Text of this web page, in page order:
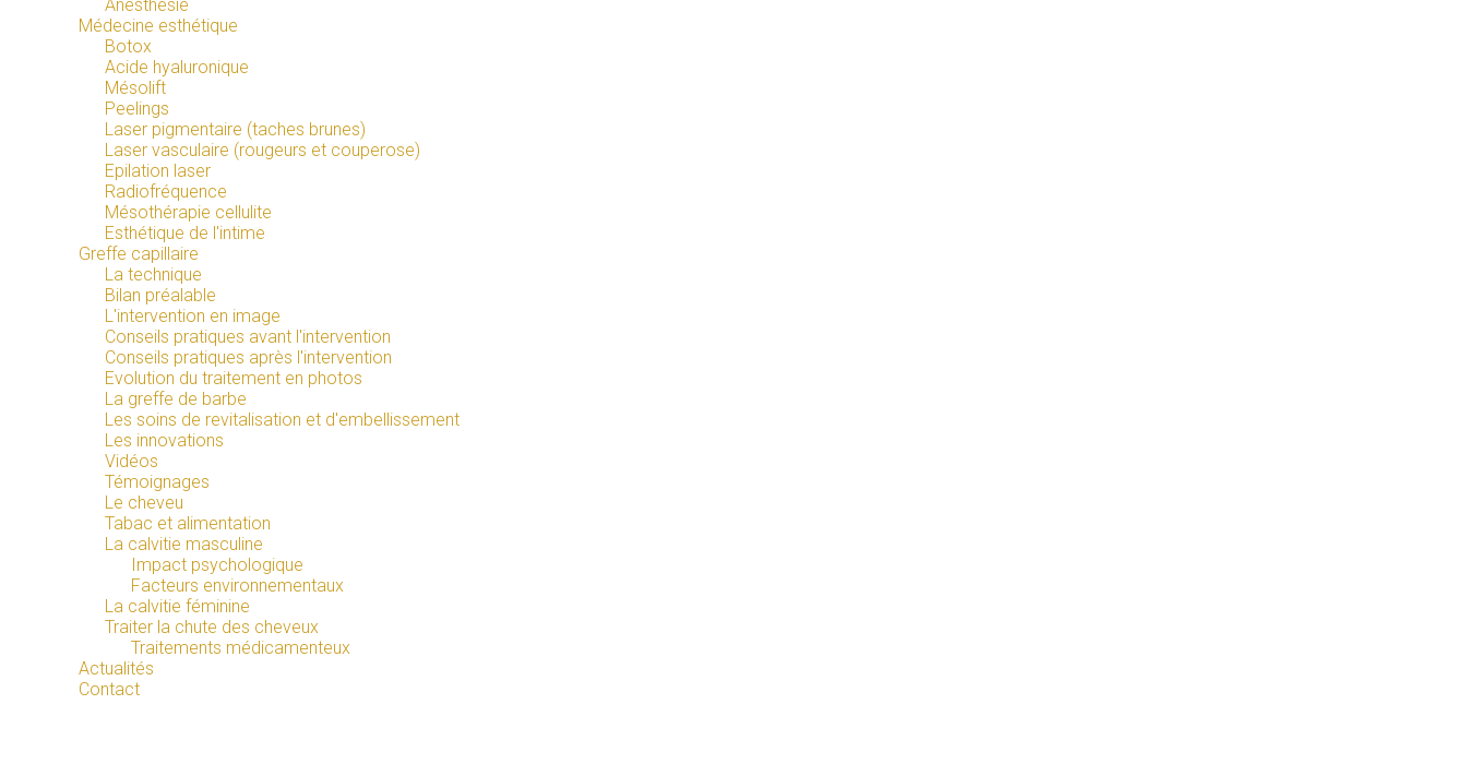
Anesthésie
Médecine esthétique
Botox
Acide hyaluronique
Mésolift
Peelings
Laser pigmentaire (taches brunes)
Laser vasculaire (rougeurs et couperose)
Epilation laser
Radiofréquence
Mésothérapie cellulite
Esthétique de l'intime
Greffe capillaire
La technique
Bilan préalable
L'intervention en image
Conseils pratiques avant l'intervention
Conseils pratiques après l'intervention
Evolution du traitement en photos
La greffe de barbe
Les soins de revitalisation et d'embellissement
Les innovations
Vidéos
Témoignages
Le cheveu
Tabac et alimentation
La calvitie masculine
Impact psychologique
Facteurs environnementaux
La calvitie féminine
Traiter la chute des cheveux
Traitements médicamenteux
Actualités
Contact